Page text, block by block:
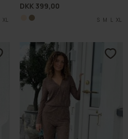
XL
XL
DKK 399,00
S M L XL
S M L XL